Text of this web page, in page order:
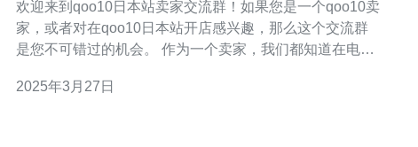
欢迎来到qoo10日本站卖家交流群！如果您是一个qoo10卖
家，或者对在qoo10日本站开店感兴趣，那么这个交流群
是您不可错过的机会。 作为一个卖家，我们都知道在电商
断变化的市场环境，我们需要不断学习和进步。而qoo10
2025年3月27日